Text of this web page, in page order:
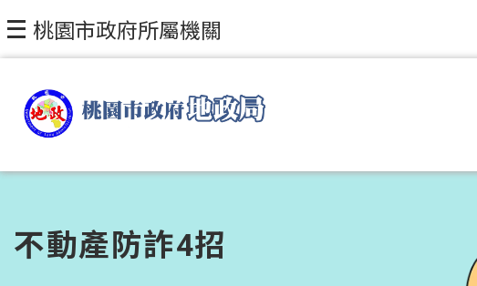
跳到主要內容區塊
桃園市政府所屬機關
不動產防詐4招